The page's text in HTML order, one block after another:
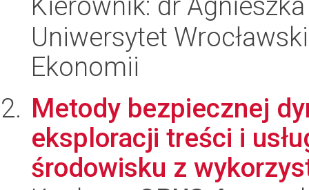
Uniwersytet
Ekonomii
Metody bezpiecznej
eksploracji treści i
środowisku z